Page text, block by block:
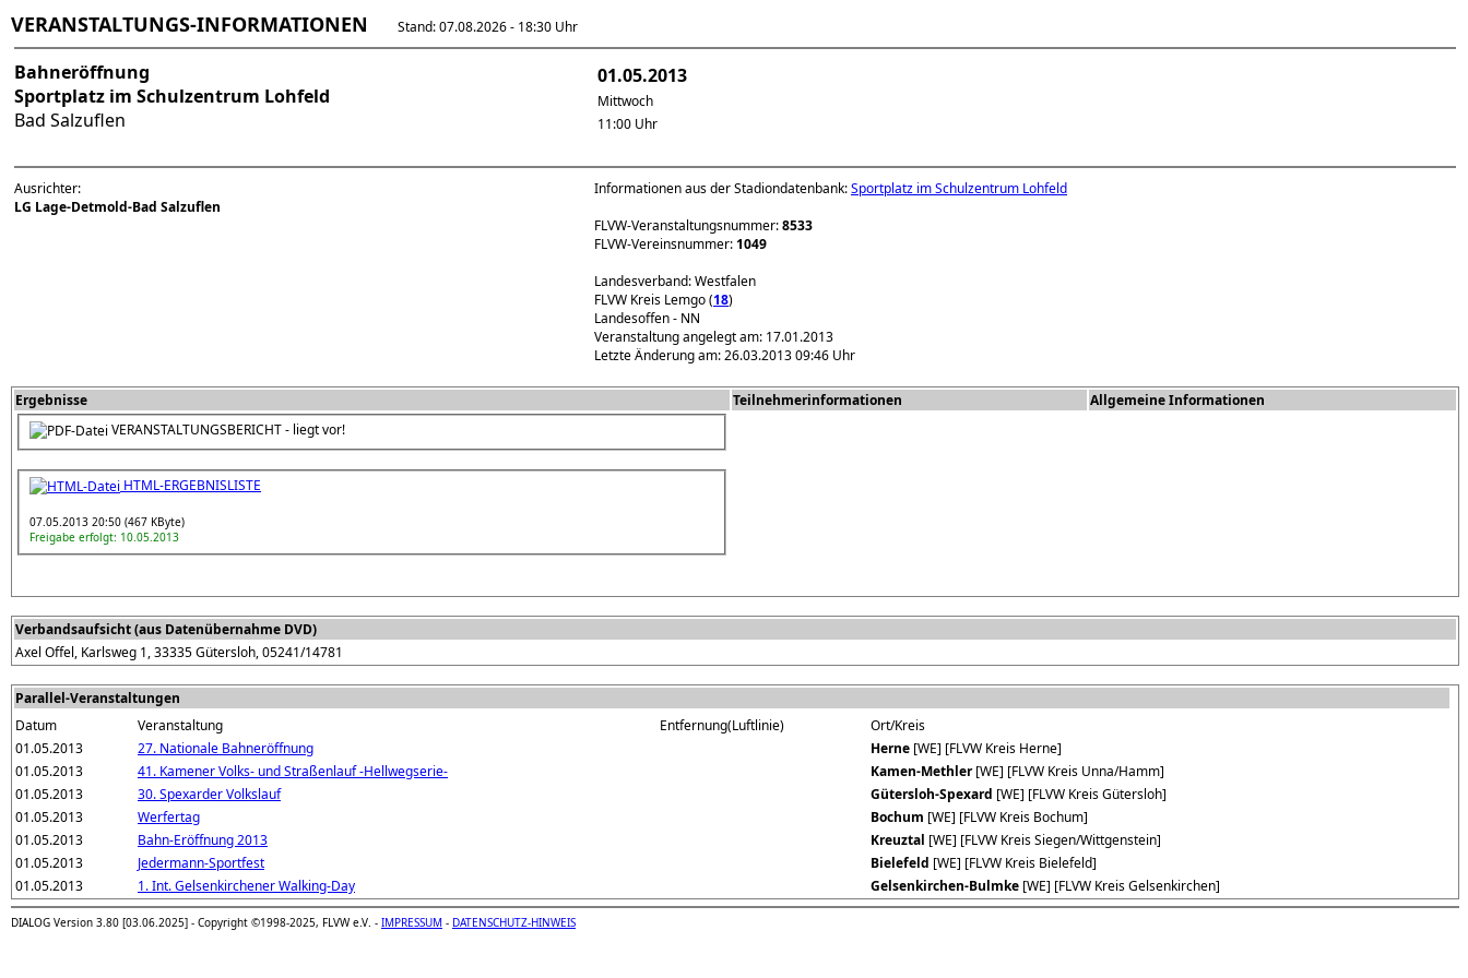
VERANSTALTUNGS-INFORMATIONEN Stand: 07.08.2026 - 18:30 Uhr
Bahneröffnung
Sportplatz im Schulzentrum Lohfeld
Bad Salzuflen
01.05.2013
Mittwoch
11:00 Uhr
Ausrichter:
LG Lage-Detmold-Bad Salzuflen
Informationen aus der Stadiondatenbank:Sportplatz im Schulzentrum Lohfeld
FLVW-Veranstaltungsnummer:8533
FLVW-Vereinsnummer:1049
Landesverband: Westfalen
FLVW Kreis Lemgo (18)
Landesoffen - NN
Veranstaltung angelegt am: 17.01.2013
Letzte Änderung am: 26.03.2013 09:46 Uhr
Ergebnisse Teilnehmerinformationen
Allgemeine Informationen
VERANSTALTUNGSBERICHT - liegt vor!
HTML-ERGEBNISLISTE
07.05.2013 20:50 (467 KByte)
Freigabe erfolgt: 10.05.2013
Verbandsaufsicht (aus Datenübernahme DVD)
Axel Offel, Karlsweg 1, 33335 Gütersloh, 05241/14781
Parallel-Veranstaltungen
Datum
Veranstaltung Entfernung(Luftlinie)
Ort/Kreis
01.05.2013
27. Nationale Bahneröffnung Herne [WE] [FLVW Kreis Herne]
01.05.2013
41. Kamener Volks- und Straßenlauf -Hellwegserie- Kamen-Methler[WE] [FLVW Kreis Unna/Hamm]
01.05.2013
30. Spexarder Volkslauf Gütersloh-Spexard [WE] [FLVW Kreis Gütersloh]
01.05.2013
Werfertag Bochum [WE] [FLVW Kreis Bochum]
01.05.2013
Bahn-Eröffnung 2013 Kreuztal [WE] [FLVW Kreis Siegen/Wittgenstein]
01.05.2013
Jedermann-Sportfest Bielefeld [WE] [FLVW Kreis Bielefeld]
01.05.2013
1. Int. Gelsenkirchener Walking-Day Gelsenkirchen-Bulmke [WE] [FLVW Kreis Gelsenkirchen]
DIALOG Version 3.80 [03.06.2025] - Copyright ©1998-2025, FLVW e.V. - IMPRESSUM - DATENSCHUTZ-HINWEIS